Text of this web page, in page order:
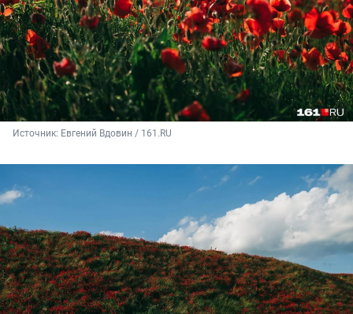
Источник: Евгений Вдовин / 161.RU